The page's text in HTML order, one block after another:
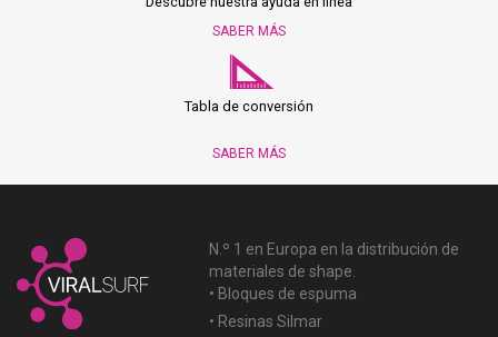
SABER MÁS
Tabla de conversión
SABER MÁS
N.º 1 en Europa en la distribución de
materiales de shape.
• Bloques de espuma
• Resinas Silmar